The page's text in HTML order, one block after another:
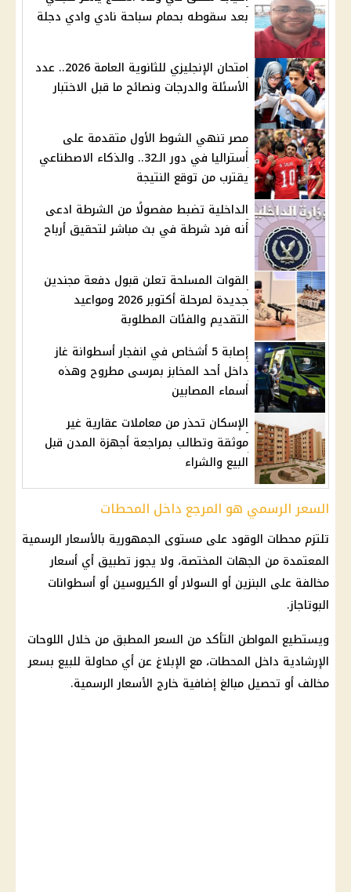
بعد سقوطه بحمام سباحة نادي وادي دجلة
امتحان الإنجليزي للثانوية العامة 2026.. عدد
الأسئلة والدرجات ونصائح ما قبل الاختبار
مصر تنهي الشوط الأول متقدمة على
أستراليا في دور الـ32.. والذكاء الاصطناعي
يقترب من توقع النتيجة
الداخلية تضبط مفصولًا من الشرطة ادعى
أنه فرد شرطة في بث مباشر لتحقيق أرباح
القوات المسلحة تعلن قبول دفعة مجندين
جديدة لمرحلة أكتوبر 2026 ومواعيد
التقديم والفئات المطلوبة
إصابة 5 أشخاص في انفجار أسطوانة غاز
داخل أحد المخابز بمرسى مطروح وهذه
أسماء المصابين
الإسكان تحذر من معاملات عقارية غير
موثقة وتطالب بمراجعة أجهزة المدن قبل
البيع والشراء
السعر الرسمي هو المرجع داخل المحطات
تلتزم محطات الوقود على مستوى الجمهورية بالأسعار الرسمية
المعتمدة من الجهات المختصة، ولا يجوز تطبيق أي أسعار
مخالفة على البنزين أو السولار أو الكيروسين أو أسطوانات
البوتاجاز.
ويستطيع المواطن التأكد من السعر المطبق من خلال اللوحات
الإرشادية داخل المحطات، مع الإبلاغ عن أي محاولة للبيع بسعر
مخالف أو تحصيل مبالغ إضافية خارج الأسعار الرسمية.